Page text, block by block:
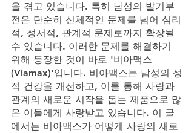
을 겪고 있습니다. 특히 남성의 발기부
전은 단순히 신체적인 문제를 넘어 심리
적, 정서적, 관계적 문제로까지 확장될
수 있습니다. 이러한 문제를 해결하기
위해 등장한 것이 바로 '비아맥스
(Viamax)'입니다. 비아맥스는 남성의 성
적 건강을 개선하고, 이를 통해 사랑과
관계의 새로운 시작을 돕는 제품으로 많
은 이들에게 사랑받고 있습니다. 이 글
에서는 비아맥스가 어떻게 사랑의 새로